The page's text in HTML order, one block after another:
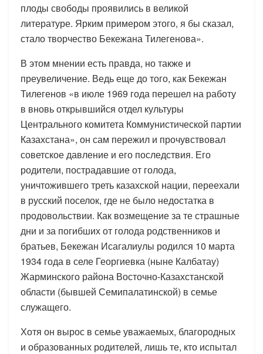
плоды свободы проявились в великой
литературе. Ярким примером этого, я бы сказал,
стало творчество Бекежана Тилегенова».
В этом мнении есть правда, но также и
преувеличение. Ведь еще до того, как Бекежан
Тилегенов «в июле 1969 года перешел на работу
в вновь открывшийся отдел культуры
Центрального комитета Коммунистической партии
Казахстана», он сам пережил и прочувствовал
советское давление и его последствия. Его
родители, пострадавшие от голода,
уничтожившего треть казахской нации, переехали
в русский поселок, где не было недостатка в
продовольствии. Как возмещение за те страшные
дни и за погибших от голода родственников и
братьев, Бекежан Исагалиулы родился 10 марта
1934 года в селе Георгиевка (ныне Калбатау)
Жарминского района Восточно-Казахстанской
области (бывшей Семипалатинской) в семье
служащего.
Хотя он вырос в семье уважаемых, благородных
и образованных родителей, лишь те, кто испытал